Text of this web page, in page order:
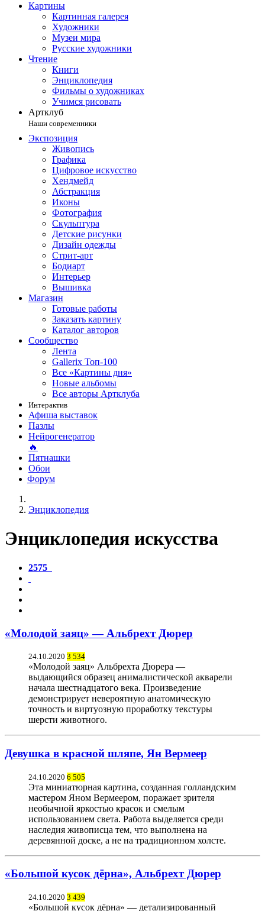
Картины
Картинная галерея
Художники
Музеи мира
Русские художники
Чтение
Книги
Энциклопедия
Фильмы о художниках
Учимся рисовать
Артклуб
Наши современники
Экспозиция
Живопись
Графика
Цифровое искусство
Хендмейд
Абстракция
Иконы
Фотография
Скульптура
Детские рисунки
Дизайн одежды
Стрит-арт
Бодиарт
Интерьер
Вышивка
Магазин
Готовые работы
Заказать картину
Каталог авторов
Сообщество
Лента
Gallerix Топ-100
Все «Картины дня»
Новые альбомы
Все авторы Артклуба
Интерактив
Афиша выставок
Пазлы
Нейрогенератор
🔥
Пятнашки
Обои
Форум
Энциклопедия
Энциклопедия искусства
2575
«Молодой заяц» — Альбрехт Дюрер
24.10.2020 3 534
«Молодой заяц» Альбрехта Дюрера —
выдающийся образец анималистической акварели
начала шестнадцатого века. Произведение
демонстрирует невероятную анатомическую
точность и виртуозную проработку текстуры
шерсти животного.
Девушка в красной шляпе, Ян Вермеер
24.10.2020 6 505
Эта миниатюрная картина, созданная голландским
мастером Яном Вермеером, поражает зрителя
необычной яркостью красок и смелым
использованием света. Работа выделяется среди
наследия живописца тем, что выполнена на
деревянной доске, а не на традиционном холсте.
«Большой кусок дёрна», Альбрехт Дюрер
24.10.2020 3 439
«Большой кусок дёрна» — детализированный